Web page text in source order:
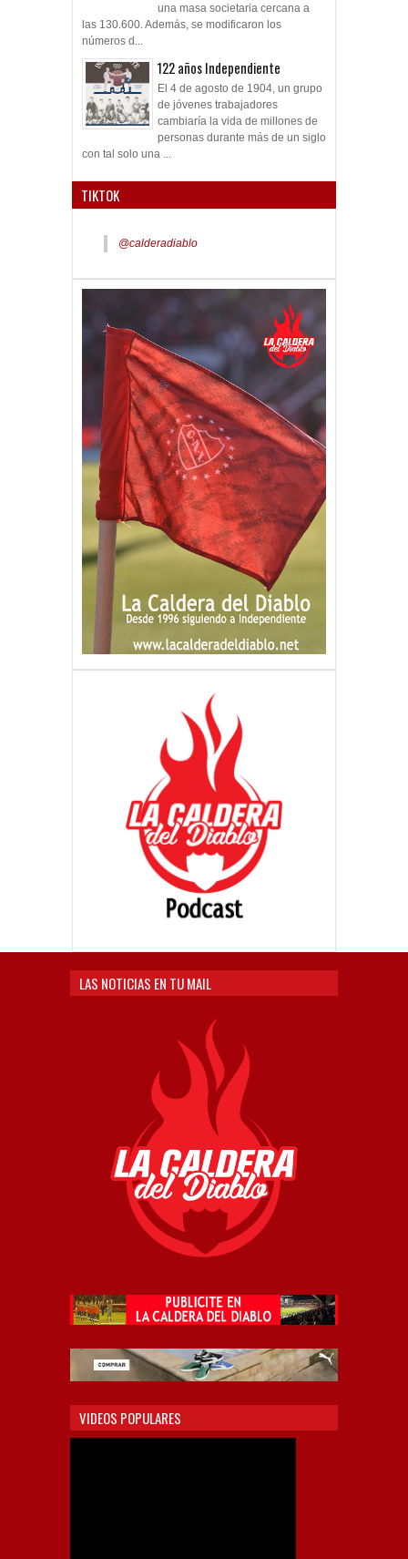
una masa societaria cercana a
las 130.600. Además, se modificaron los
números d...
122 años Independiente
El 4 de agosto de 1904, un grupo
de jóvenes trabajadores
cambiaría la vida de millones de
personas durante más de un siglo
con tal solo una ...
TIKTOK
@calderadiablo
LAS NOTICIAS EN TU MAIL
VIDEOS POPULARES